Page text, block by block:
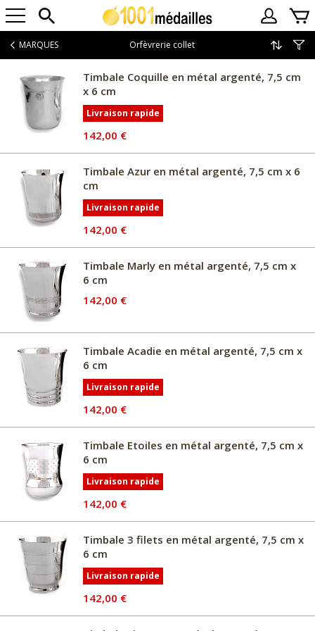
MARQUES Orfèvrerie collet
Timbale Coquille en métal argenté, 7,5 cm
x 6 cm
Livraison rapide
142,00 €
Timbale Azur en métal argenté, 7,5 cm x 6
cm
Livraison rapide
142,00 €
Timbale Marly en métal argenté, 7,5 cm x
6 cm
142,00 €
Timbale Acadie en métal argenté, 7,5 cm x
6 cm
Livraison rapide
142,00 €
Timbale Etoiles en métal argenté, 7,5 cm x
6 cm
Livraison rapide
142,00 €
Timbale 3 filets en métal argenté, 7,5 cm x
6 cm
Livraison rapide
142,00 €